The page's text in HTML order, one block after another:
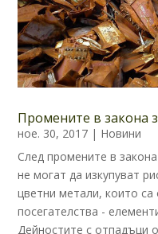
Промените в закона
ное. 30, 2017 | Новини
След промените в
не могат да изкупуват
цветни метали, които са
посегателства -
Дейностите с отпадъци